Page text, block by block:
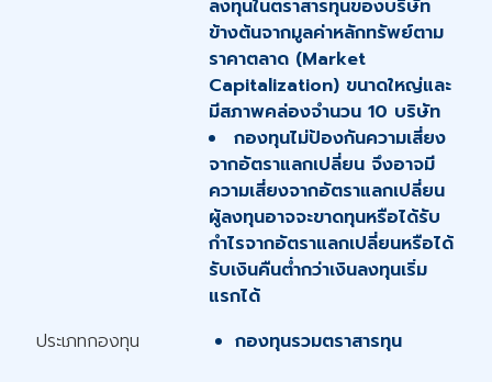
ลงทุนในตราสารทุนของบริษัท
ข้างต้นจากมูลค่าหลักทรัพย์ตาม
ราคาตลาด (Market
Capitalization) ขนาดใหญ่และ
มีสภาพคล่องจำนวน 10 บริษัท
กองทุนไม่ป้องกันความเสี่ยง
จากอัตราแลกเปลี่ยน จึงอาจมี
ความเสี่ยงจากอัตราแลกเปลี่ยน
ผู้ลงทุนอาจจะขาดทุนหรือได้รับ
กำไรจากอัตราแลกเปลี่ยนหรือได้
รับเงินคืนต่ำกว่าเงินลงทุนเริ่ม
แรกได้
ประเภทกองทุน
กองทุนรวมตราสารทุน